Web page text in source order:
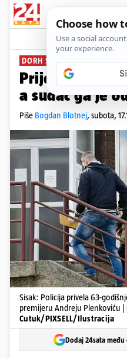
DORH SE ŽALIO
Prijetio
a sudac ga je
Piše Bogdan Blotnej, subota,
Sisak: Policija privela 63-
premijeru Andreju Plenkoviću |
Cutuk/PIXSELL/Ilustracija
Dodaj 24sata